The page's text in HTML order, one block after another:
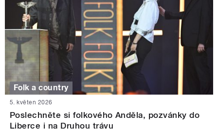
Folk a country
5. květen 2026
Poslechněte si folkového Anděla, pozvánky do
Liberce i na Druhou trávu